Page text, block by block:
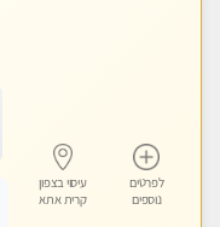
לפרטים
נוספים
עיסוי בצפון
קרית אתא